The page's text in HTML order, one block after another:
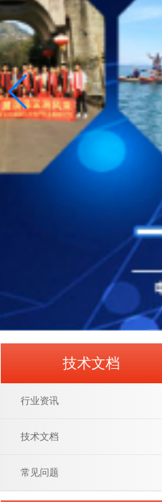
技术文档
行业资讯
技术文档
常见问题